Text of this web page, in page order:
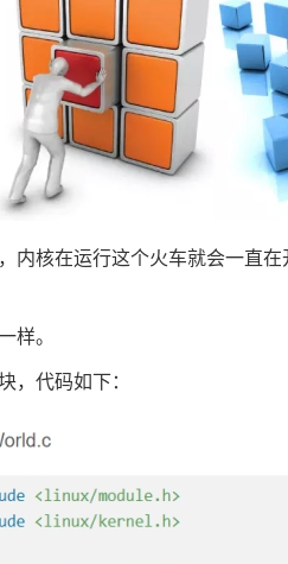
核在运行这个火车就会一直
样。
，代码如下：